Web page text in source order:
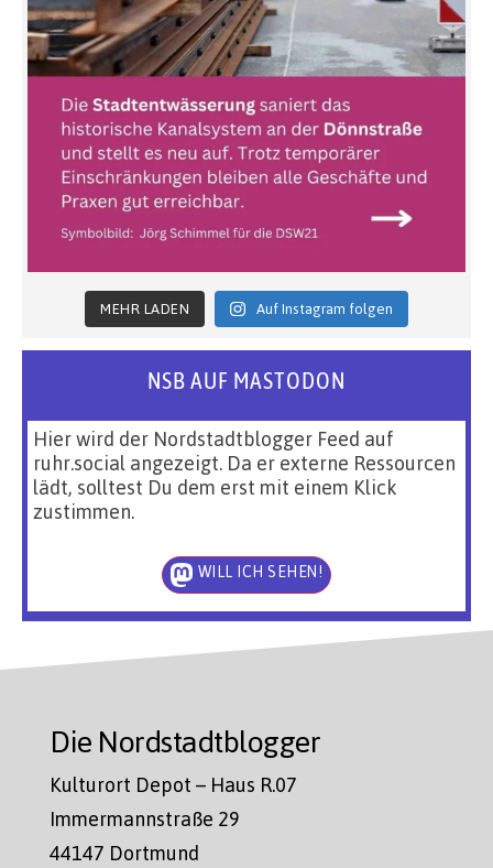
MEHR LADEN Auf Instagram folgen
NSB AUF MASTODON
Hier wird der Nordstadtblogger Feed auf
ruhr.social angezeigt. Da er externe Ressourcen
lädt, solltest Du dem erst mit einem Klick
zustimmen.
WILL ICH SEHEN!
Die Nordstadtblogger
Kulturort Depot – Haus R.07
Immermannstraße 29
44147 Dortmund